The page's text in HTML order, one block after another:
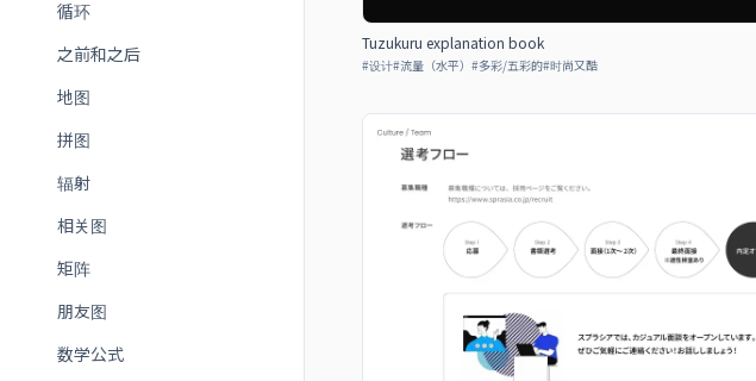
循环
之前和之后
地图
拼图
辐射
相关图
矩阵
朋友图
数学公式
Tuzukuru explanation book
#设计#流量（水平） #多彩/五彩的#时尚又酷